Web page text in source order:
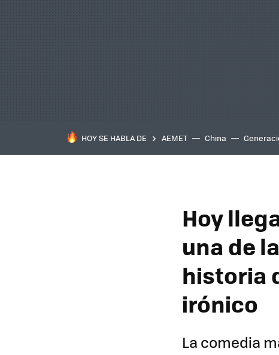
HOY SE HABLA DE AEMET China
Hoy
una de
historia
irónico
La comedia